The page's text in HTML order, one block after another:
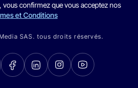
vous confirmez que vous acceptez nos
et Conditions
SAS. tous droits réservés.